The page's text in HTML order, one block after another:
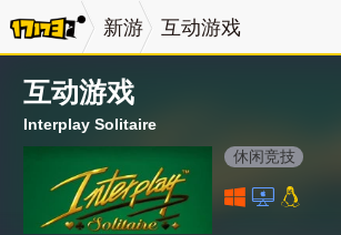
新游 互动游戏
互动游戏
Interplay Solitaire
休闲竞技